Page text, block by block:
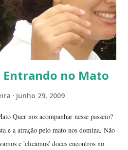
no Mato
junho 29, 2009
Quer nos acompanhar nesse passeio?
e a atração pelo mato nos domina. Não
e 'clicamos' doces encontros no